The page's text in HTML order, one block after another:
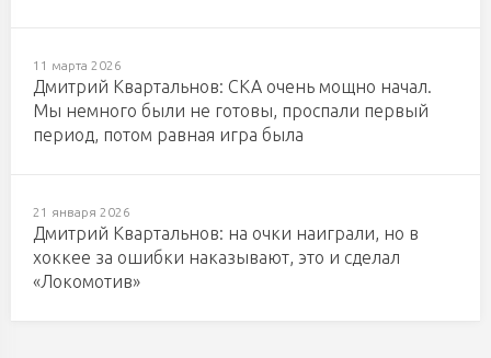
11 марта 2026
Дмитрий Квартальнов: СКА очень мощно начал.
Мы немного были не готовы, проспали первый
период, потом равная игра была
21 января 2026
Дмитрий Квартальнов: на очки наиграли, но в
хоккее за ошибки наказывают, это и сделал
«Локомотив»